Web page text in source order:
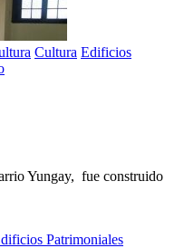
Cultura Edificios
Yungay, fue construido
Patrimoniales